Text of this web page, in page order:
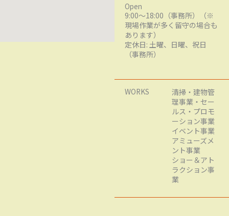
Open
9:00～18:00（事務所）（※
現場作業が多く留守の場合も
あります）
定休日: 土曜、日曜、祝日
（事務所）
WORKS
清掃・建物管
理事業・セー
ルス・プロモ
ーション事業
イベント事業
アミューズメ
ント事業
ショー＆アト
ラクション事
業